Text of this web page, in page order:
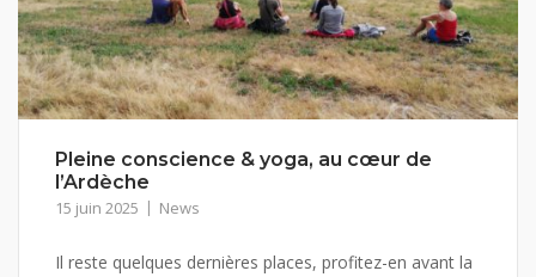
Pleine conscience & yoga, au cœur de
l’Ardèche
15 juin 2025 News
Il reste quelques dernières places, profitez-en avant la